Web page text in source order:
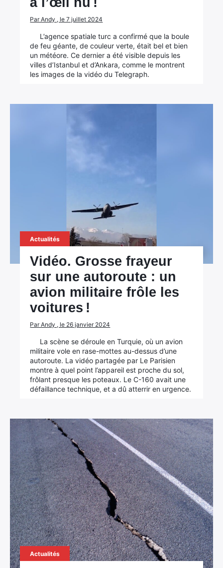
Par Andy , le 7 juillet 2024
L’agence spatiale turc a confirmé que la boule
de feu géante, de couleur verte, était bel et bien
un météore. Ce dernier a été visible depuis les
villes d’Istanbul et d’Ankara, comme le montrent
les images de la vidéo du Telegraph.
Actualités
Vidéo. Grosse frayeur
sur une autoroute : un
avion militaire frôle les
voitures !
Par Andy , le 26 janvier 2024
La scène se déroule en Turquie, où un avion
militaire vole en rase-mottes au-dessus d’une
autoroute. La vidéo partagée par Le Parisien
montre à quel point l’appareil est proche du sol,
frôlant presque les poteaux. Le C-160 avait une
défaillance technique, et a dû atterrir en urgence.
Actualités
Rechercher